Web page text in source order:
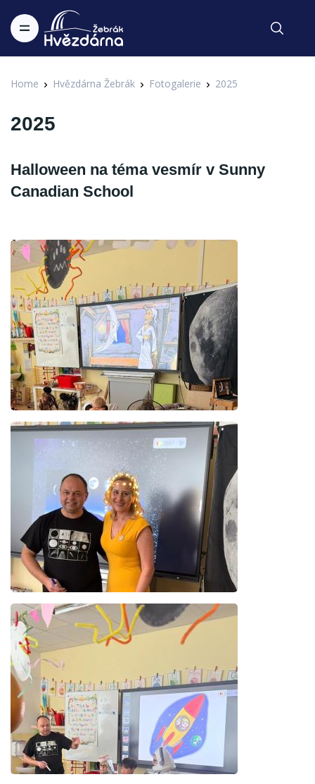
Home Hvězdárna Žebrák Fotogalerie 2025
2025
Halloween na téma vesmír v Sunny
Canadian School